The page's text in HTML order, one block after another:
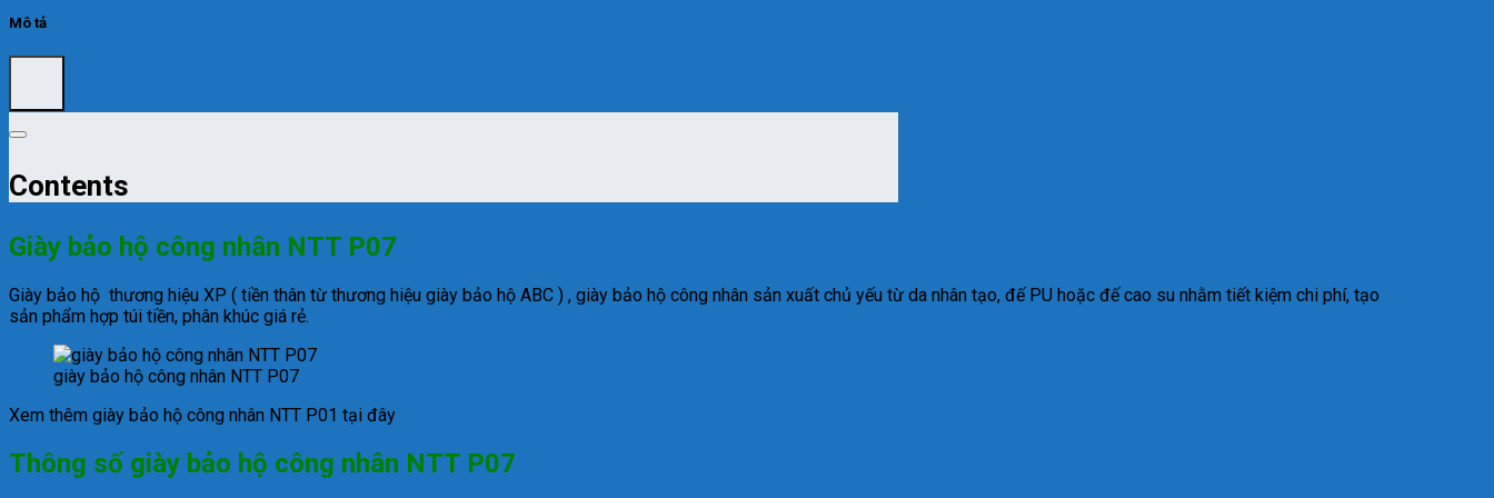
Mô tả
Contents
Giày bảo hộ công nhân NTT P07
Giày bảo hộ thương hiệu XP ( tiền thân từ thương hiệu giày bảo hộ ABC ) , giày bảo hộ công nhân sản xuất chủ yếu từ da nhân tạo, đế PU hoặc đế cao su nhằm tiết kiệm chi phí, tạo
sản phẩm hợp túi tiền, phân khúc giá rẻ.
giày bảo hộ công nhân NTT P07
Xem thêm giày bảo hộ công nhân NTT P01 tại đây
Thông số giày bảo hộ công nhân NTT P07